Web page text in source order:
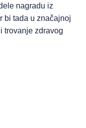
nagradu iz
bi tada u značajnoj
trovanje zdravog